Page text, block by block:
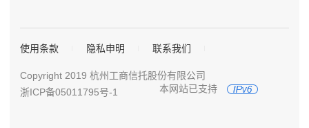
使用条款 隐私申明 联系我们
Copyright 2019 杭州工商信托股份有限公司
浙ICP备05011795号-1
本网站已支持